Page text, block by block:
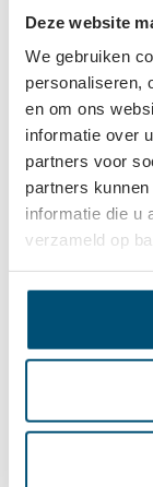
Deze website
We gebruiken
personaliseren,
en om ons
informatie over
partners voor
partners
informatie die u
verzameld op
boorkoppen
Vaak samen